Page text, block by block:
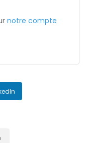
notre compte